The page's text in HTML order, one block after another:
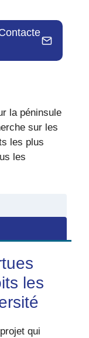
la péninsule
sur les
les plus
les
les
qui